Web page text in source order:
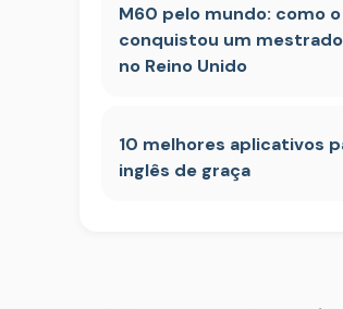
M60 pelo mundo: como o
conquistou um
no Reino Unido
10 melhores aplicativos
inglês de graça